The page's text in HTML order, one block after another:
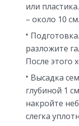
или
– около 10 см.
разложите
После этого
Высадка
глубиной 1
накройте
слегка